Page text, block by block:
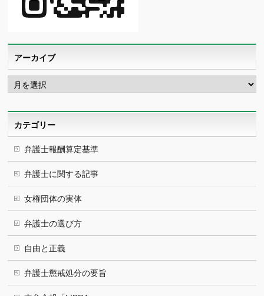
アーカイブ
ア
ー
カ
カテゴリー
弁護士報酬算定基準
弁護士に関する記事
女権団体の実体
弁護士の選び方
自由と正義
弁護士懲戒処分の要旨